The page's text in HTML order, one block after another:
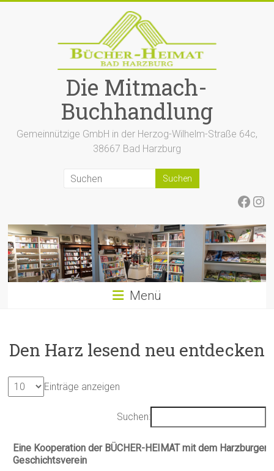
Die Mitmach-
Buchhandlung
Gemeinnützige GmbH in der Herzog-Wilhelm-Straße 64c,
38667 Bad Harzburg
Menü
Den Harz lesend neu entdecken
Einträge anzeigen
Suchen:
Eine Kooperation der BÜCHER-HEIMAT mit dem Harzburger
Geschichtsverein